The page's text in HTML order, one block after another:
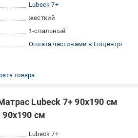
Lubeck 7+
жесткий
1-спальный
Оплата частинами в Епіцентрі
товара
Lubeck 7+ 90х190 см
90x190 см
Lubeck 7+